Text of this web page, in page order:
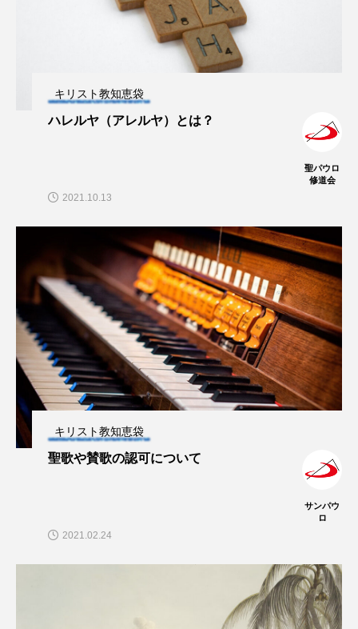
キリスト教知恵袋
ハレルヤ（アレルヤ）とは？
聖パウロ
修道会
2021.10.13
キリスト教知恵袋
聖歌や賛歌の認可について
サンパウ
ロ
2021.02.24